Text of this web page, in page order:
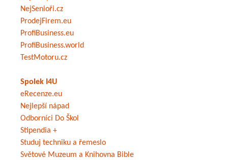
NejSenioři.cz
ProdejFirem.eu
ProfiBusiness.eu
ProfiBusiness.world
TestMotoru.cz
Spolek I4U
eRecenze.eu
Nejlepší nápad
Odborníci Do Škol
Stipendia +
Studuj techniku a řemeslo
Světové Muzeum a Knihovna Bible